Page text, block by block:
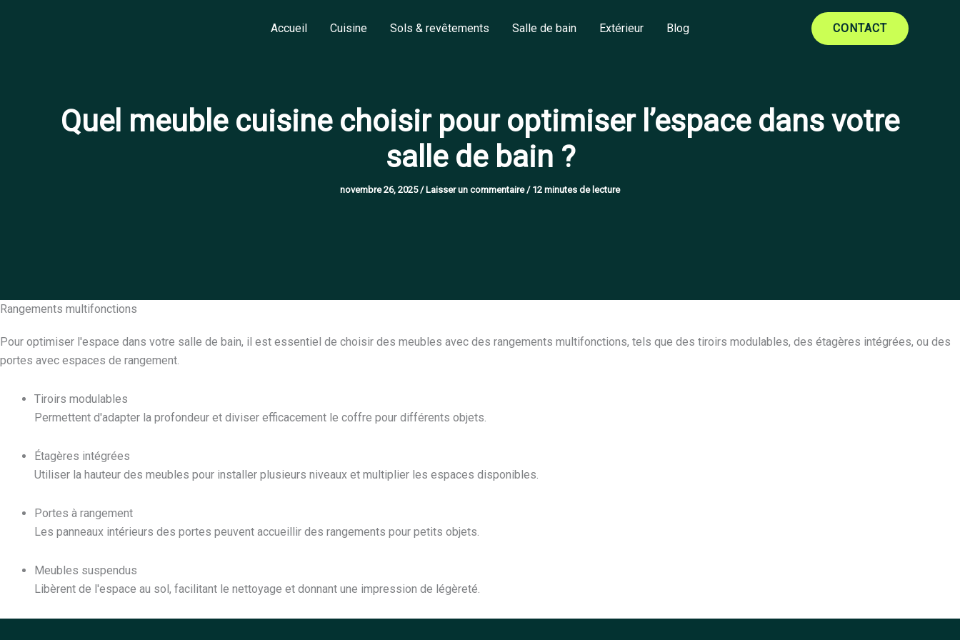
Accueil Cuisine Sols & revêtements Salle de bain Extérieur Blog CONTACT
Quel meuble cuisine choisir pour optimiser l’espace dans votre
salle de bain ?
novembre 26, 2025/ Laisser un commentaire / 12 minutes de lecture
Rangements multifonctions
Pour optimiser l'espace dans votre salle de bain, il est essentiel de choisir des meubles avec des rangements multifonctions, tels que des tiroirs modulables, des étagères intégrées, ou des
portes avec espaces de rangement.
Tiroirs modulables
Permettent d'adapter la profondeur et diviser efficacement le coffre pour différents objets.
Étagères intégrées
Utiliser la hauteur des meubles pour installer plusieurs niveaux et multiplier les espaces disponibles.
Portes à rangement
Les panneaux intérieurs des portes peuvent accueillir des rangements pour petits objets.
Meubles suspendus
Libèrent de l'espace au sol, facilitant le nettoyage et donnant une impression de légèreté.